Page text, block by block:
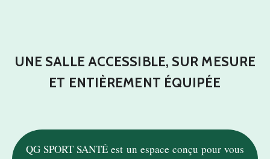
UNE SALLE ACCESSIBLE, SUR MESURE
ET ENTIÈREMENT ÉQUIPÉE
QG SPORT SANTÉ est un espace conçu pour vous